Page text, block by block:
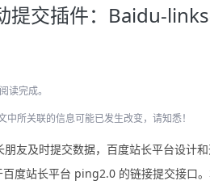
提交插件：Baidu-
读完成。
所关联的信息可能已发生改变，请知悉！
友及时提交数据，百度站长平台设计
度站长平台 ping2.0 的链接提交接口